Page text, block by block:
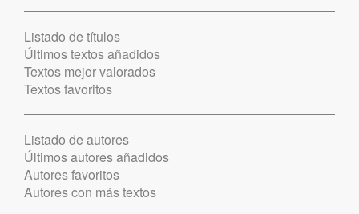
Listado de títulos
Últimos textos añadidos
Textos mejor valorados
Textos favoritos
Listado de autores
Últimos autores añadidos
Autores favoritos
Autores con más textos